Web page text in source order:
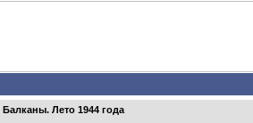
Лето 1944 года